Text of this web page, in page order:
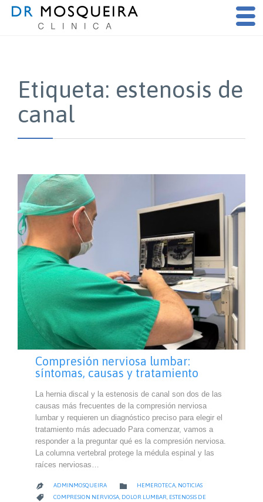
Etiqueta: estenosis de
canal
Compresión nerviosa lumbar:
síntomas, causas y tratamiento
La hernia discal y la estenosis de canal son dos de las
causas más frecuentes de la compresión nerviosa
lumbar y requieren un diagnóstico preciso para elegir el
tratamiento más adecuado Para comenzar, vamos a
responder a la preguntar qué es la compresión nerviosa.
La columna vertebral protege la médula espinal y las
raíces nerviosas…
 ADMINMOSQUEIRA  CATEGORY
HEMEROTECA, NOTICIAS
 CATEGORY
COMPRESION NERVIOSA, DOLOR LUMBAR, ESTENOSIS DE